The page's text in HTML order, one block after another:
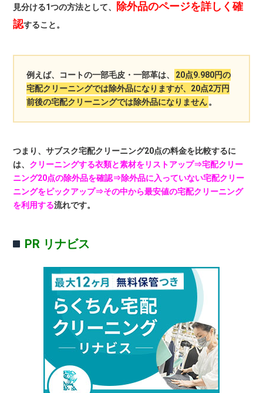
見分ける1つの方法として、 除外品のページを詳しく確
認すること。
例えば、コートの一部毛皮・一部革は、
20点9.980円の
宅配クリーニングでは除外品になりますが、20点2万円
前後の宅配クリーニングでは除外品になりません。
つまり、サブスク宅配クリーニング20点の料金を比較するに
は、 クリーニングする衣類と素材をリストアップ⇒宅配クリー
ニング20点の除外品を確認⇒除外品に入っていない宅配クリー
ニングをピックアップ⇒その中から最安値の宅配クリーニング
を利用する流れです。
PR リナビス